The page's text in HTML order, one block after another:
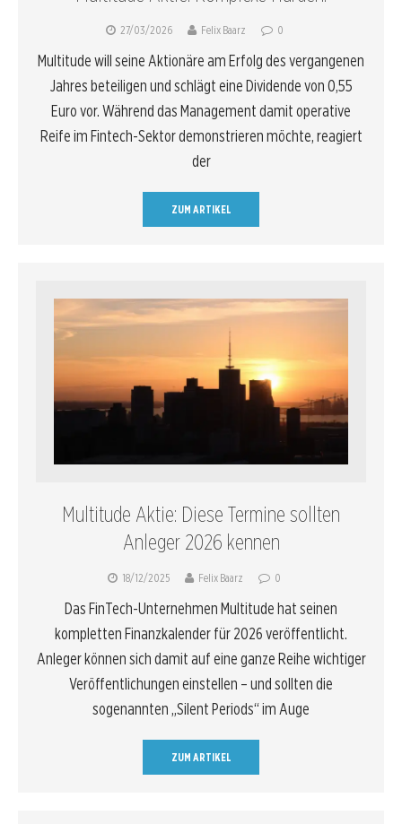
27/03/2026 Felix Baarz 0
Multitude will seine Aktionäre am Erfolg des vergangenen
Jahres beteiligen und schlägt eine Dividende von 0,55
Euro vor. Während das Management damit operative
Reife im Fintech-Sektor demonstrieren möchte, reagiert
der
ZUM ARTIKEL
Multitude Aktie: Diese Termine sollten
Anleger 2026 kennen
18/12/2025 Felix Baarz 0
Das FinTech-Unternehmen Multitude hat seinen
kompletten Finanzkalender für 2026 veröffentlicht.
Anleger können sich damit auf eine ganze Reihe wichtiger
Veröffentlichungen einstellen – und sollten die
sogenannten „Silent Periods“ im Auge
ZUM ARTIKEL